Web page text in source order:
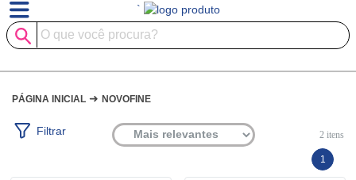
`
PÁGINA INICIAL ➜ NOVOFINE
Filtrar 2itens
1